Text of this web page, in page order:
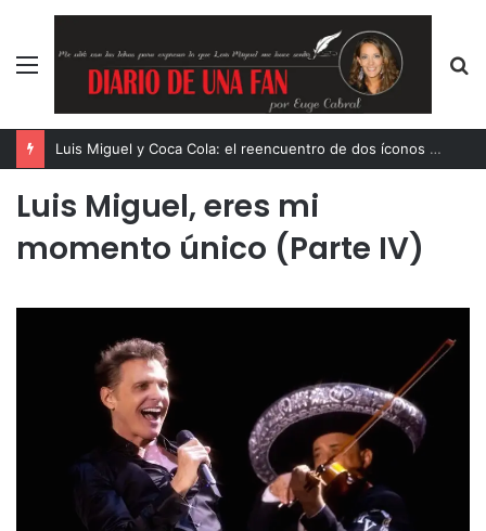
Menú
Luis Miguel y Coca Cola: el reencuentro de dos íconos eternos
Luis Miguel, eres mi
momento único (Parte IV)